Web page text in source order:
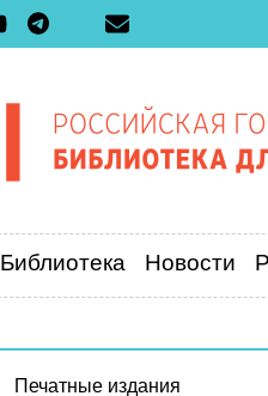
Библиотека Новости
Печатные издания